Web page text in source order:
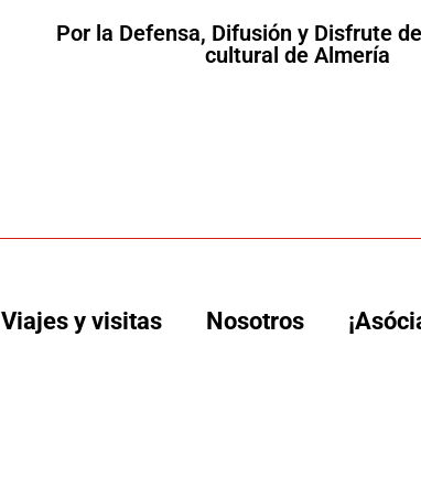
Por la Defensa, Difusión y Disfrute
cultural de Almería
Viajes y visitas Nosotros